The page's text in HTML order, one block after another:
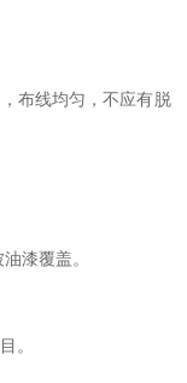
布线均匀，不应有脱
漆覆盖。
。